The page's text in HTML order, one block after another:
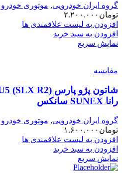
گروه ایران خودرویی, موتوری خودرو
تومان ۲.۲۰۰.۰۰۰
افزودن به لیست علاقمندی ها
افزودن به سبد خرید
نمایش سریع
مقایسه
رانا SUNEX سانکس
گروه ایران خودرویی, موتوری خودرو
تومان ۱.۶۰۰.۰۰۰
افزودن به لیست علاقمندی ها
افزودن به سبد خرید
نمایش سریع